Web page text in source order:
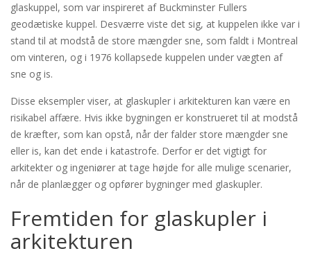
glaskuppel, som var inspireret af Buckminster Fullers
geodætiske kuppel. Desværre viste det sig, at kuppelen ikke var i
stand til at modstå de store mængder sne, som faldt i Montreal
om vinteren, og i 1976 kollapsede kuppelen under vægten af
sne og is.
Disse eksempler viser, at glaskupler i arkitekturen kan være en
risikabel affære. Hvis ikke bygningen er konstrueret til at modstå
de kræfter, som kan opstå, når der falder store mængder sne
eller is, kan det ende i katastrofe. Derfor er det vigtigt for
arkitekter og ingeniører at tage højde for alle mulige scenarier,
når de planlægger og opfører bygninger med glaskupler.
Fremtiden for glaskupler i
arkitekturen